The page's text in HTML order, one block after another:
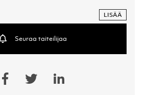
LISÄÄ
Seuraa taiteilijaa